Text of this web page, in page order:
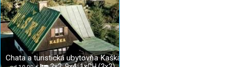
Chata a turistická ubytovňa Kaška